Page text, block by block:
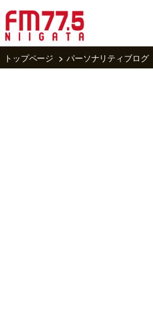
トップページ
パーソナリティブログ